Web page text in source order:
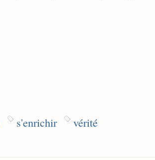
s'enrichir vérité